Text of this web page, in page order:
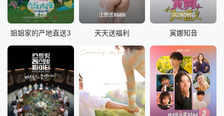
第2期
姐姐家的产地直送3
注册送8888
天天送福利
20260805
寅娜知音